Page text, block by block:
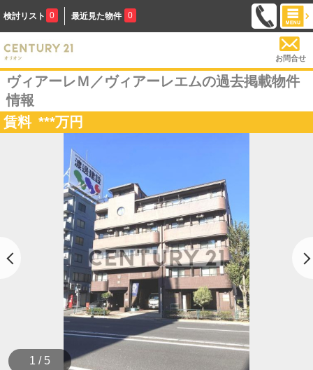
検討リスト 0 最近見た物件 0
お問合せ
ヴィアーレＭ／ヴィアーレエムの過去掲載物件
情報
賃料 ***万円
1 / 5